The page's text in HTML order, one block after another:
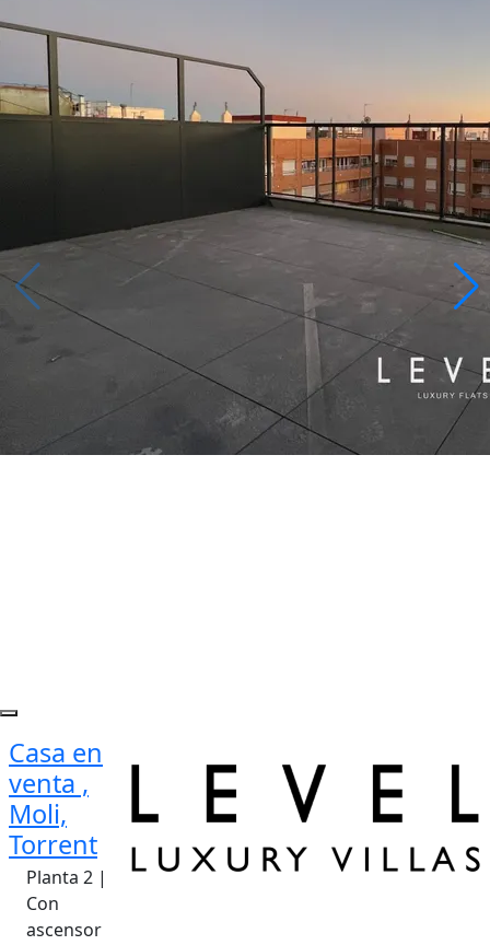
Casa en
venta ,
Moli,
Torrent
Planta 2 |
Con
ascensor